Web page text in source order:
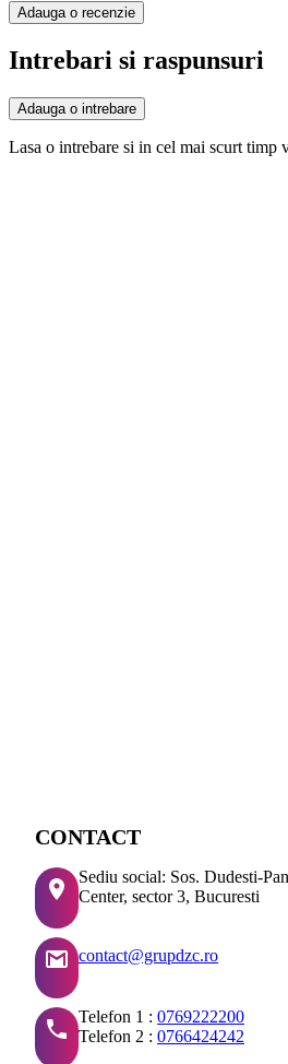
Adauga o recenzie
Intrebari si raspunsuri
Adauga o intrebare
Lasa o intrebare si in cel mai scurt timp
CONTACT
Sediu social: Sos. Dudesti-
Center, sector 3, Bucuresti
contact@grupdzc.ro
Telefon 1 : 0769222200
Telefon 2 : 0766424242